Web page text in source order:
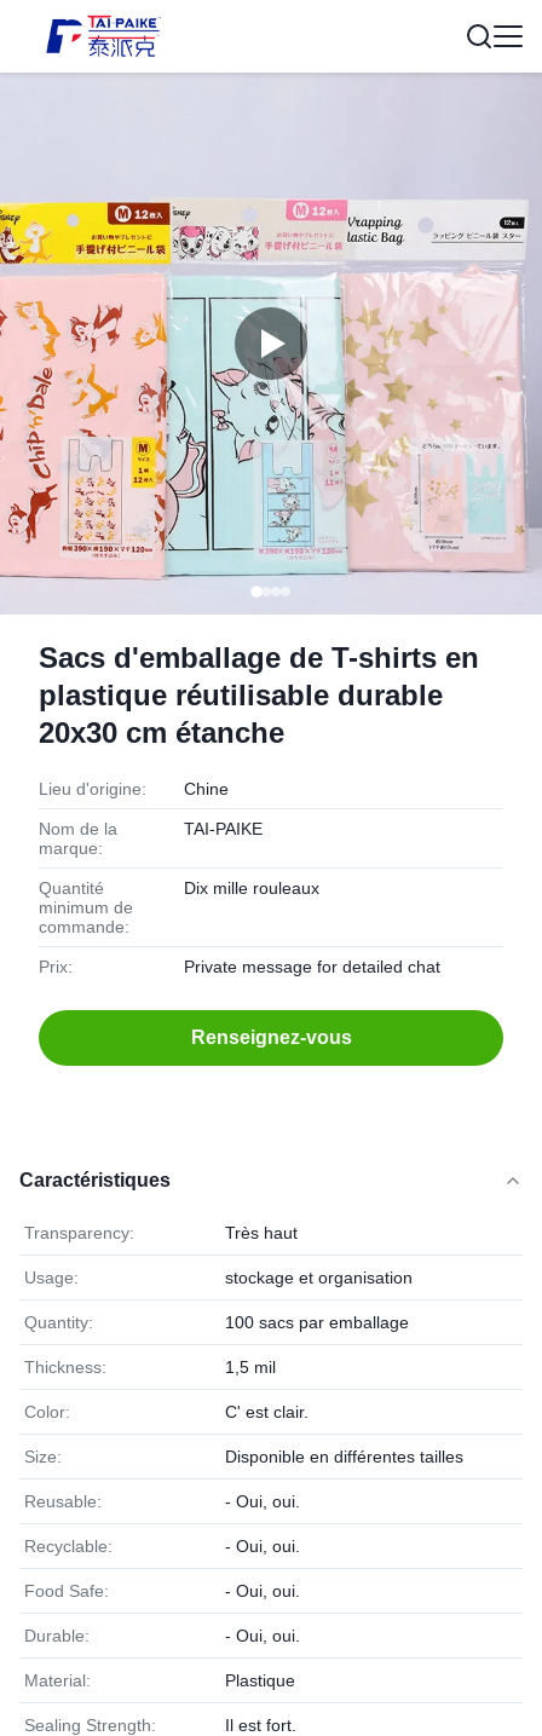
Sacs d'emballage de T-shirts en
plastique réutilisable durable
20x30 cm étanche
Lieu d'origine: Chine
Nom de la
marque:
TAI-PAIKE
Quantité
minimum de
commande:
Dix mille rouleaux
Prix: Private message for detailed chat
Renseignez-vous
Caractéristiques
Transparency: Très haut
Usage: stockage et organisation
Quantity: 100 sacs par emballage
Thickness: 1,5 mil
Color: C' est clair.
Size: Disponible en différentes tailles
Reusable: - Oui, oui.
Recyclable: - Oui, oui.
Food Safe: - Oui, oui.
Durable: - Oui, oui.
Material: Plastique
Sealing Strength: Il est fort.